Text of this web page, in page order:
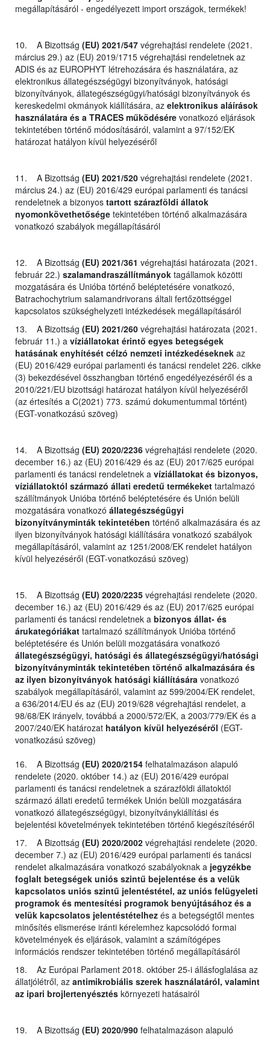
megállapításáról - engedélyezett import országok, termékek!
10. A Bizottság (EU) 2021/547 végrehajtási rendelete (2021.
március 29.) az (EU) 2019/1715 végrehajtási rendeletnek az
ADIS és az EUROPHYT létrehozására és használatára, az
elektronikus állategészségügyi bizonyítványok, hatósági
bizonyítványok, állategészségügyi/hatósági bizonyítványok és
kereskedelmi okmányok kiállítására, az elektronikus aláírások
használatára és a TRACES működésére vonatkozó eljárások
tekintetében történő módosításáról, valamint a 97/152/EK
határozat hatályon kívül helyezéséről
11. A Bizottság (EU) 2021/520 végrehajtási rendelete (2021.
március 24.) az (EU) 2016/429 európai parlamenti és tanácsi
rendeletnek a bizonyos tartott szárazföldi állatok
nyomonkövethetősége tekintetében történő alkalmazására
vonatkozó szabályok megállapításáról
12. A Bizottság (EU) 2021/361 végrehajtási határozata (2021.
február 22.) szalamandraszállítmányok tagállamok közötti
mozgatására és Unióba történő beléptetésére vonatkozó,
Batrachochytrium salamandrivorans általi fertőzöttséggel
kapcsolatos szükséghelyzeti intézkedések megállapításáról
13. A Bizottság (EU) 2021/260 végrehajtási határozata (2021.
február 11.) a víziállatokat érintő egyes betegségek
hatásának enyhítését célzó nemzeti intézkedéseknek az
(EU) 2016/429 európai parlamenti és tanácsi rendelet 226. cikke
(3) bekezdésével összhangban történő engedélyezéséről és a
2010/221/EU bizottsági határozat hatályon kívül helyezéséről
(az értesítés a C(2021) 773. számú dokumentummal történt)
(EGT-vonatkozású szöveg)
14. A Bizottság (EU) 2020/2236 végrehajtási rendelete (2020.
december 16.) az (EU) 2016/429 és az (EU) 2017/625 európai
parlamenti és tanácsi rendeletnek a víziállatokat és bizonyos,
víziállatoktól származó állati eredetű termékeket tartalmazó
szállítmányok Unióba történő beléptetésére és Unión belüli
mozgatására vonatkozó állategészségügyi
bizonyítványminták tekintetében történő alkalmazására és az
ilyen bizonyítványok hatósági kiállítására vonatkozó szabályok
megállapításáról, valamint az 1251/2008/EK rendelet hatályon
kívül helyezéséről (EGT-vonatkozású szöveg)
15. A Bizottság (EU) 2020/2235 végrehajtási rendelete (2020.
december 16.) az (EU) 2016/429 és az (EU) 2017/625 európai
parlamenti és tanácsi rendeletnek a bizonyos állat- és
árukategóriákat tartalmazó szállítmányok Unióba történő
beléptetésére és Unión belüli mozgatására vonatkozó
állategészségügyi, hatósági és állategészségügyi/hatósági
bizonyítványminták tekintetében történő alkalmazására és
az ilyen bizonyítványok hatósági kiállítására vonatkozó
szabályok megállapításáról, valamint az 599/2004/EK rendelet,
a 636/2014/EU és az (EU) 2019/628 végrehajtási rendelet, a
98/68/EK irányelv, továbbá a 2000/572/EK, a 2003/779/EK és a
2007/240/EK határozat hatályon kívül helyezéséről (EGT-
vonatkozású szöveg)
16. A Bizottság (EU) 2020/2154 felhatalmazáson alapuló
rendelete (2020. október 14.) az (EU) 2016/429 európai
parlamenti és tanácsi rendeletnek a szárazföldi állatoktól
származó állati eredetű termékek Unión belüli mozgatására
vonatkozó állategészségügyi, bizonyítványkiállítási és
bejelentési követelmények tekintetében történő kiegészítéséről
17. A Bizottság (EU) 2020/2002 végrehajtási rendelete (2020.
december 7.) az (EU) 2016/429 európai parlamenti és tanácsi
rendelet alkalmazására vonatkozó szabályoknak a jegyzékbe
foglalt betegségek uniós szintű bejelentése és a velük
kapcsolatos uniós szintű jelentéstétel, az uniós felügyeleti
programok és mentesítési programok benyújtásához és a
velük kapcsolatos jelentéstételhez és a betegségtől mentes
minősítés elismerése iránti kérelemhez kapcsolódó formai
követelmények és eljárások, valamint a számítógépes
információs rendszer tekintetében történő megállapításáról
18. Az Európai Parlament 2018. október 25-i állásfoglalása az
állatjólétről, az antimikrobiális szerek használatáról, valamint
az ipari brojlertenyésztés környezeti hatásairól
19. A Bizottság (EU) 2020/990 felhatalmazáson alapuló